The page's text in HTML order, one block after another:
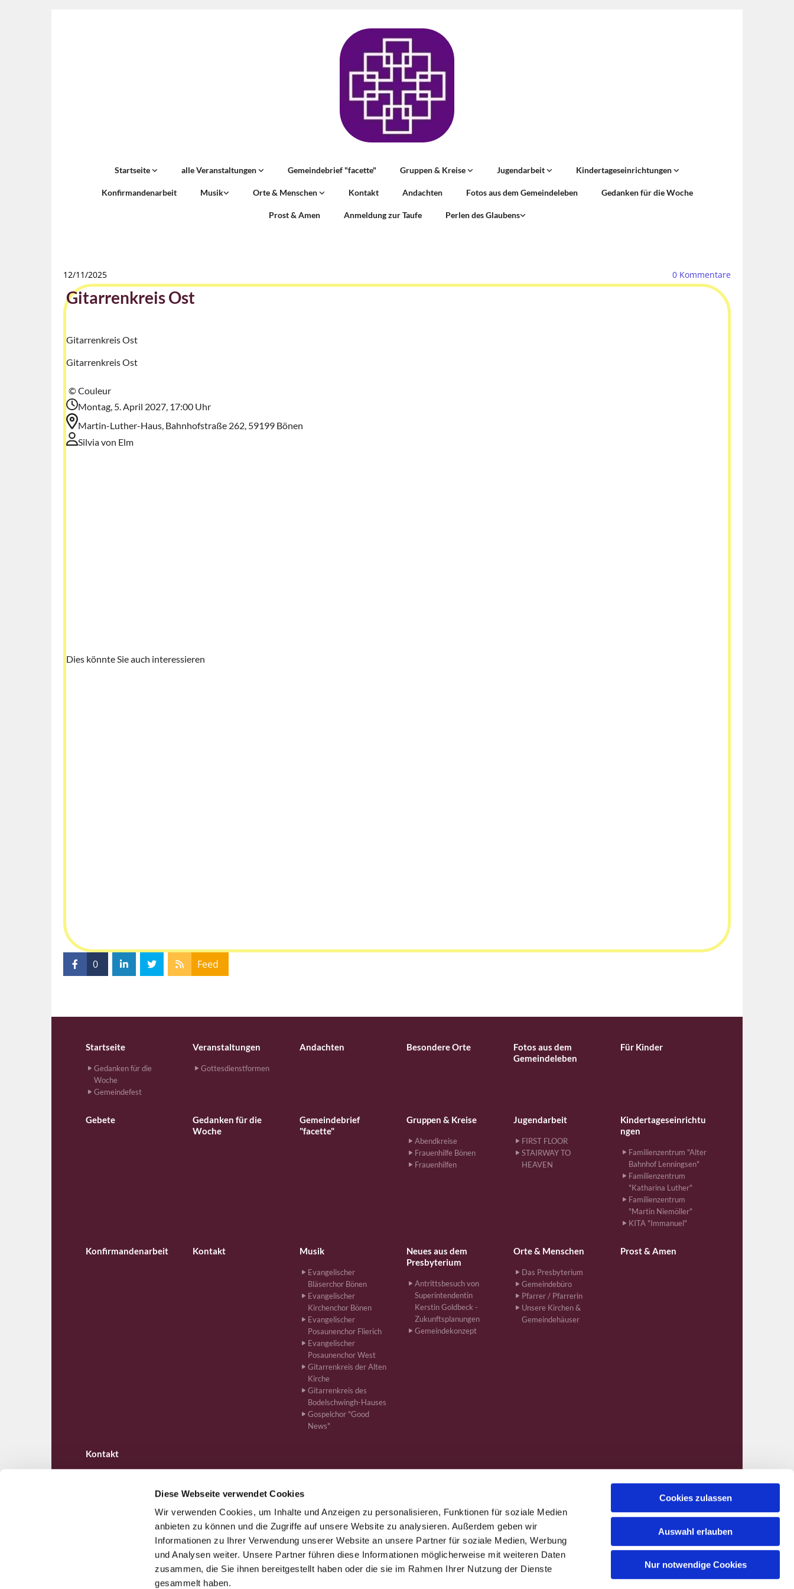
Diese Webseite verwendet Cookies
Wir verwenden Cookies, um Inhalte und Anzeigen zu personalisieren, Funktionen für soziale Medien
anbieten zu können und die Zugriffe auf unsere Website zu analysieren. Außerdem geben wir
Informationen zu Ihrer Verwendung unserer Website an unsere Partner für soziale Medien, Werbung
und Analysen weiter. Unsere Partner führen diese Informationen möglicherweise mit weiteren Daten
zusammen, die Sie ihnen bereitgestellt haben oder die sie im Rahmen Ihrer Nutzung der Dienste
gesammelt haben.
Cookies zulassen
Auswahl erlauben
Nur notwendige Cookies
Startseite alle Veranstaltungen Gemeindebrief "facette" Gruppen & Kreise Jugendarbeit Kindertageseinrichtungen
Konfirmandenarbeit Musik Orte & Menschen Kontakt Andachten Fotos aus dem Gemeindeleben Gedanken für die Woche
Prost & Amen Anmeldung zur Taufe Perlen des Glaubens
12/11/2025 0 Kommentare
Gitarrenkreis Ost
Gitarrenkreis Ost
Gitarrenkreis Ost
© Couleur
Montag, 5. April 2027, 17:00 Uhr
Martin-Luther-Haus, Bahnhofstraße 262, 59199 Bönen
Silvia von Elm
Dies könnte Sie auch interessieren
0 Feed
Startseite
Gedanken für die
Woche
Gemeindefest
Veranstaltungen
Gottesdienstformen
Andachten Besondere Orte
Fotos aus dem
Gemeindeleben
Für Kinder
Gebete
Gedanken für die
Woche
Gemeindebrief
"facette"
Gruppen & Kreise
Abendkreise
Frauenhilfe Bönen
Frauenhilfen
Jugendarbeit
FIRST FLOOR
STAIRWAY TO
HEAVEN
Kindertageseinrichtu
ngen
Familienzentrum "Alter
Bahnhof Lenningsen"
Familienzentrum
"Katharina Luther"
Familienzentrum
"Martin Niemöller"
KITA "Immanuel"
Konfirmandenarbeit Kontakt Musik
Evangelischer
Bläserchor Bönen
Evangelischer
Kirchenchor Bönen
Evangelischer
Posaunenchor Flierich
Evangelischer
Posaunenchor West
Gitarrenkreis der Alten
Kirche
Gitarrenkreis des
Bodelschwingh-Hauses
Gospelchor "Good
News"
Neues aus dem
Presbyterium
Antrittsbesuch von
Superintendentin
Kerstin Goldbeck -
Zukunftsplanungen
Gemeindekonzept
Orte & Menschen
Das Presbyterium
Gemeindebüro
Pfarrer / Pfarrerin
Unsere Kirchen &
Gemeindehäuser
Prost & Amen
Kontakt
Ev. Kirchengemeinde Bönen · Bahnhofstr. 262, 59199 Bönen+4923831610ham-kg-boenen@kirchenkreis-hamm.de